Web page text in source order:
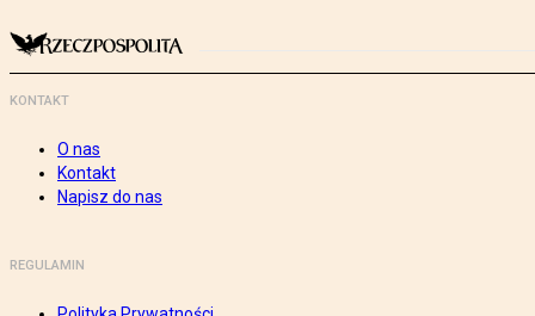
KONTAKT
O nas
Kontakt
Napisz do nas
REGULAMIN